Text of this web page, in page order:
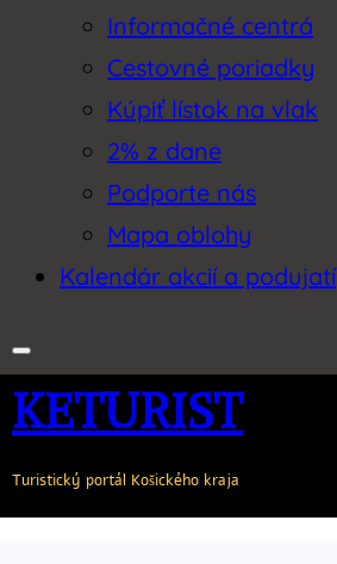
Informačné centrá
Cestovné poriadky
Kúpiť lístok na vlak
2% z dane
Podporte nás
Mapa oblohy
Kalendár akcií a podujatí
KETURIST
Turistický portál Košického kraja